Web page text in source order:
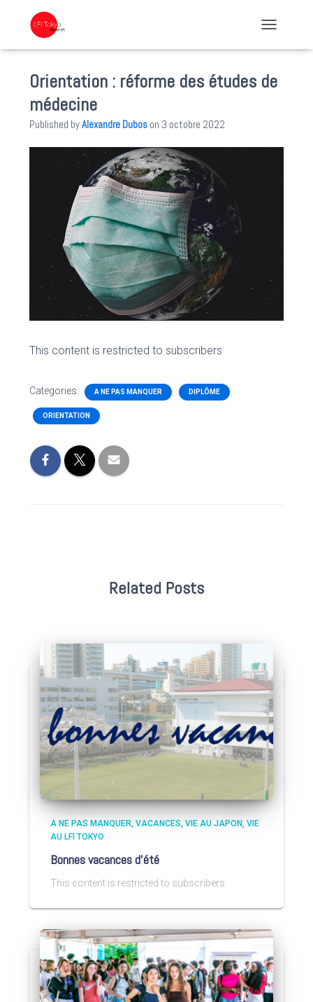
Orientation : réforme des études de
médecine
Published byAlexandre Dubos on 3 octobre 2022
This content is restricted to subscribers
Categories: A NE PAS MANQUER DIPLÔME
ORIENTATION
Related Posts
A NE PAS MANQUER VACANCES VIE AU JAPON VIE
AU LFI TOKYO
Bonnes vacances d’été
This content is restricted to subscribers